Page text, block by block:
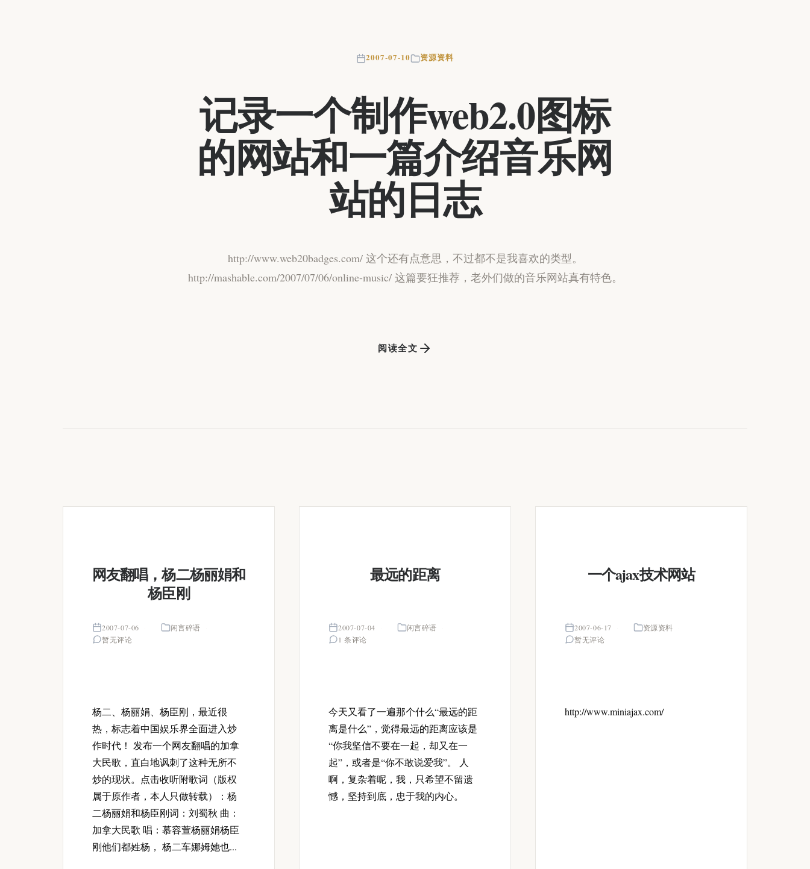
2007-07-10 资源资料
记录一个制作web2.0图标
的网站和一篇介绍音乐网
站的日志
http://www.web20badges.com/ 这个还有点意思，不过都不是我喜欢的类型。
http://mashable.com/2007/07/06/online-music/ 这篇要狂推荐，老外们做的音乐网站真有特色。
阅读全文
网友翻唱，杨二杨丽娟和
杨臣刚
2007-07-06
闲言碎语
暂无评论
杨二、杨丽娟、杨臣刚，最近很
热，标志着中国娱乐界全面进入炒
作时代！ 发布一个网友翻唱的加拿
大民歌，直白地讽刺了这种无所不
炒的现状。点击收听附歌词（版权
属于原作者，本人只做转载）：杨
二杨丽娟和杨臣刚词：刘蜀秋 曲：
加拿大民歌 唱：慕容萱杨丽娟杨臣
刚他们都姓杨， 杨二车娜姆她也...
最远的距离
2007-07-04
闲言碎语
1 条评论
今天又看了一遍那个什么“最远的距
离是什么”，觉得最远的距离应该是
“你我坚信不要在一起，却又在一
起”，或者是“你不敢说爱我”。 人
啊，复杂着呢，我，只希望不留遗
憾，坚持到底，忠于我的内心。
一个ajax技术网站
2007-06-17
资源资料
暂无评论
http://www.miniajax.com/